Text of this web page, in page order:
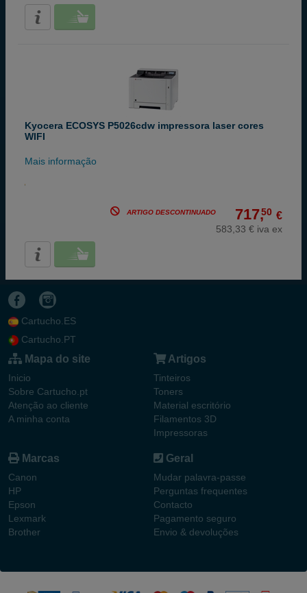
Kyocera ECOSYS P5026cdw impressora laser cores
WIFI
Mais informação
717,50 €
583,33 € iva ex
ARTIGO DESCONTINUADO
Cartucho.ES
Cartucho.PT
Mapa do site
Inicio
Sobre Cartucho.pt
Atenção ao cliente
A minha conta
Artigos
Tinteiros
Toners
Material escritório
Filamentos 3D
Impressoras
Marcas
Canon
HP
Epson
Lexmark
Brother
Geral
Mudar palavra-passe
Perguntas frequentes
Contacto
Pagamento seguro
Envio & devoluções